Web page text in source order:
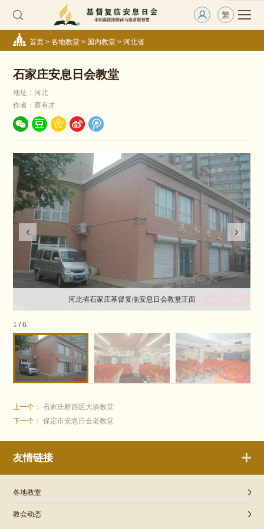
繁
首页> 各地教堂> 国内教堂> 河北省
石家庄安息日会教堂
地址：河北
作者：蔡有才
河北省石家庄基督复临安息日会教堂正面
1 /6
上一个：石家庄桥西区大谈教堂
下一个：保定市安息日会老教堂
友情链接
各地教堂
教会动态